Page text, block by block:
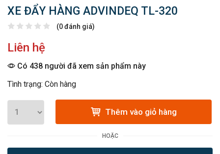
XE ĐẨY HÀNG ADVINDEQ TL-320
(0 đánh giá)
Liên hệ
Có 438 người đã xem sản phẩm này
Tình trạng: Còn hàng
Thêm vào giỏ hàng
HOẶC